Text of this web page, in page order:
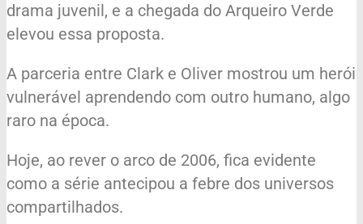
drama juvenil, e a chegada do Arqueiro Verde
elevou essa proposta.
A parceria entre Clark e Oliver mostrou um herói
vulnerável aprendendo com outro humano, algo
raro na época.
Hoje, ao rever o arco de 2006, fica evidente
como a série antecipou a febre dos universos
compartilhados.